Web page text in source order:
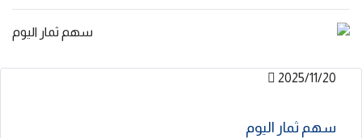
2025/11/20
سهم ثمار اليوم